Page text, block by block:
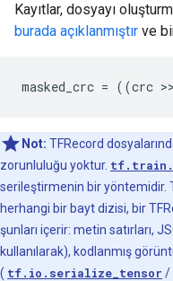
Kayıtlar, dosyayı
burada açıklanmıştır ve
masked_crc = ((crc >>
Not: TFRecord
zorunluluğu yoktur.
serileştirmenin bir yöntemidir.
herhangi bir bayt dizisi, bir
şunları içerir: metin satırları,
kullanılarak), kodlanmış
( tf.io.serialize_tensor /